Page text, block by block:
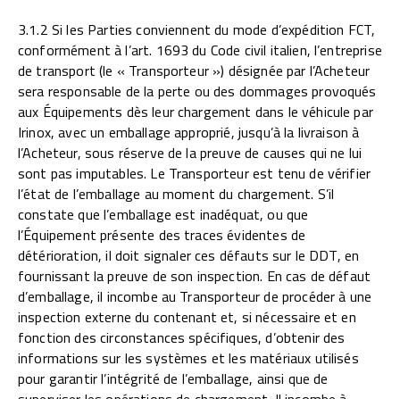
3.1.2 Si les Parties conviennent du mode d’expédition FCT,
conformément à l’art. 1693 du Code civil italien, l’entreprise
de transport (le « Transporteur ») désignée par l’Acheteur
sera responsable de la perte ou des dommages provoqués
aux Équipements dès leur chargement dans le véhicule par
Irinox, avec un emballage approprié, jusqu’à la livraison à
l’Acheteur, sous réserve de la preuve de causes qui ne lui
sont pas imputables. Le Transporteur est tenu de vérifier
l’état de l’emballage au moment du chargement. S’il
constate que l’emballage est inadéquat, ou que
l’Équipement présente des traces évidentes de
détérioration, il doit signaler ces défauts sur le DDT, en
fournissant la preuve de son inspection. En cas de défaut
d’emballage, il incombe au Transporteur de procéder à une
inspection externe du contenant et, si nécessaire et en
fonction des circonstances spécifiques, d’obtenir des
informations sur les systèmes et les matériaux utilisés
pour garantir l’intégrité de l’emballage, ainsi que de